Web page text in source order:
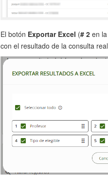
El botón Exportar Excel (# 2 en
con el resultado de la consulta